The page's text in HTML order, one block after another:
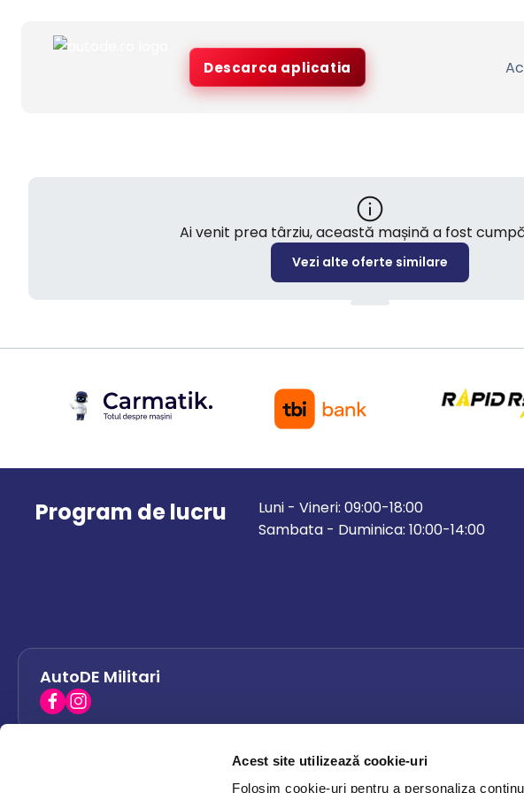
Acest site utilizează cookie-uri
Folosim cookie-uri pentru a personaliza
Descarca aplicatia
Ai venit prea târziu, această mașină a fost
Vezi alte oferte similare
Program de lucru
Luni - Vineri: 09:00-18:00
Sambata - Duminica: 10:00-14:00
AutoDE Militari